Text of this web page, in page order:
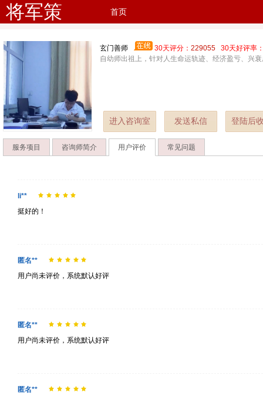
将军策 首页
玄门善师 30天评分： 229055 30天好评率
自幼师出祖上，针对人生命运轨迹、经济盈亏、兴
进入咨询室 发送私信 登陆后
服务项目 咨询师简介 用户评价 常见问题
li**
挺好的！
匿名**
用户尚未评价，系统默认好评
匿名**
用户尚未评价，系统默认好评
匿名**